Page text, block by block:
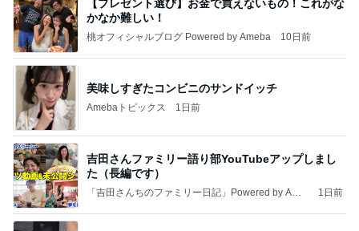
【プレゼント選び】お金で買えないもの！これがな
かなか難しい！
桃オフィシャルブログ Powered by Ameba 10日前
美味しすぎたコンビニのサンドイッチ
Amebaトピックス 1日前
吉田さんファミリー語り部YouTubeアップしまし
た（長編です）
「吉田さんちのファミリー日記」Powered by Ame
1日前